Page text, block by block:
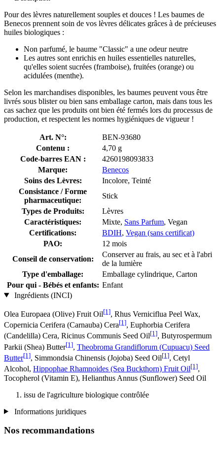
Pour des lèvres naturellement souples et douces ! Les baumes de
Benecos prennent soin de vos lèvres délicates grâces à de précieuses
huiles biologiques :
Non parfumé, le baume "Classic" a une odeur neutre
Les autres sont enrichis en huiles essentielles naturelles,
qu'elles soient sucrées (framboise), fruitées (orange) ou
acidulées (menthe).
Selon les marchandises disponibles, les baumes peuvent vous être
livrés sous blister ou bien sans emballage carton, mais dans tous les
cas sachez que les produits ont bien été fermés lors du processus de
production, et respectent les normes hygiéniques de vigueur !
Art. N°:
BEN-93680
Contenu :
4,70 g
Code-barres EAN :
4260198093833
Marque:
Benecos
Soins des Lèvres:
Incolore, Teinté
Consistance / Forme
pharmaceutique:
Stick
Types de Produits:
Lèvres
Caractéristiques:
Mixte, Sans Parfum, Vegan
Certifications:
BDIH, Vegan (sans certificat)
PAO:
12 mois
Conseil de conservation:
Conserver au frais, au sec et à l'abri
de la lumière
Type d'emballage:
Emballage cylindrique, Carton
Pour qui - Bébés et enfants: Enfant
Ingrédients (INCI)
Olea Europaea (Olive) Fruit Oil[1], Rhus Verniciflua Peel Wax,
Copernicia Cerifera (Carnauba) Cera[1], Euphorbia Cerifera
(Candelilla) Cera, Ricinus Communis Seed Oil[1], Butyrospermum
Parkii (Shea) Butter[1], Theobroma Grandiflorum (Cupuacu) Seed
Butter[1], Simmondsia Chinensis (Jojoba) Seed Oil[1], Cetyl
Alcohol, Hippophae Rhamnoides (Sea Buckthorn) Fruit Oil[1],
Tocopherol (Vitamin E), Helianthus Annus (Sunflower) Seed Oil
issu de l'agriculture biologique contrôlée
Informations juridiques
Nos recommandations